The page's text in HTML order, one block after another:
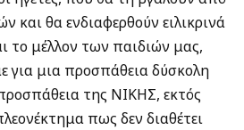
και θα ενδιαφερθούν ειλικρινά
το μέλλον των παιδιών μας,
για μια προσπάθεια δύσκολη
της ΝΙΚΗΣ, εκτός
πως δεν διαθέτει